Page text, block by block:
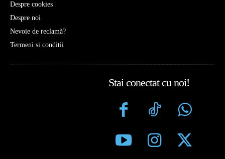
Despre cookies
Despre noi
Nevoie de reclamă?
Termeni si conditii
Stai conectat cu noi!